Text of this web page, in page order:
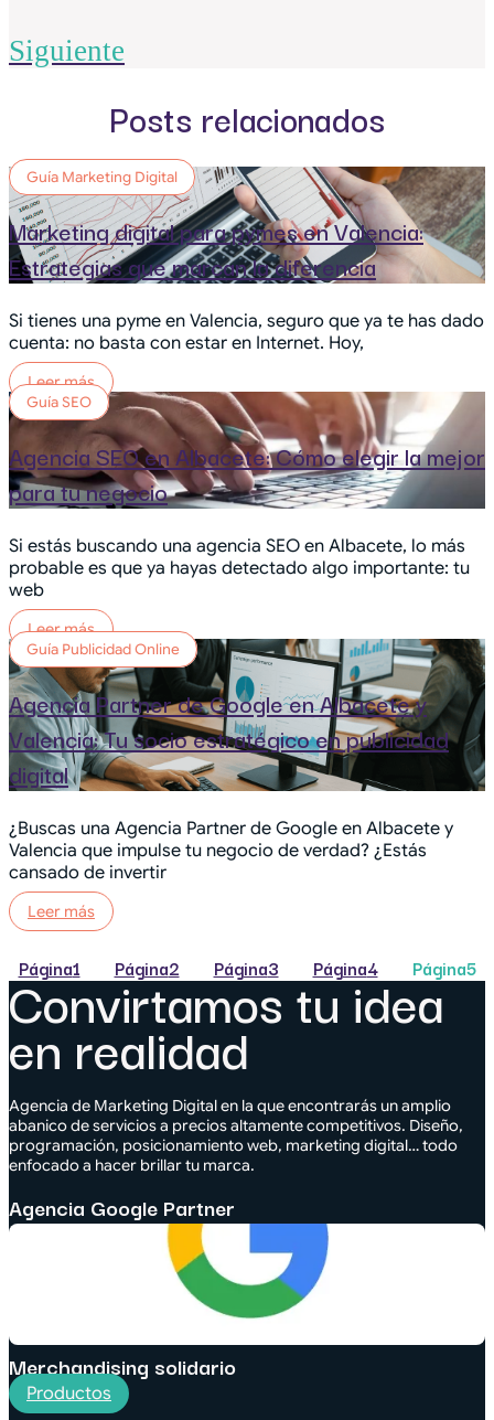
Siguiente
Posts relacionados
Guía Marketing Digital
Marketing digital para pymes en Valencia:
Estrategias que marcan la diferencia
Si tienes una pyme en Valencia, seguro que ya te has dado
cuenta: no basta con estar en Internet. Hoy,
Leer más
Guía SEO
Agencia SEO en Albacete: Cómo elegir la mejor
para tu negocio
Si estás buscando una agencia SEO en Albacete, lo más
probable es que ya hayas detectado algo importante: tu
web
Leer más
Guía Publicidad Online
Agencia Partner de Google en Albacete y
Valencia: Tu socio estratégico en publicidad
digital
¿Buscas una Agencia Partner de Google en Albacete y
Valencia que impulse tu negocio de verdad? ¿Estás
cansado de invertir
Leer más
Página1 Página2 Página3 Página4 Página5
Convirtamos tu idea
en realidad
Agencia de Marketing Digital en la que encontrarás un amplio
abanico de servicios a precios altamente competitivos. Diseño,
programación, posicionamiento web, marketing digital… todo
enfocado a hacer brillar tu marca.
Agencia Google Partner
Merchandising solidario
Productos